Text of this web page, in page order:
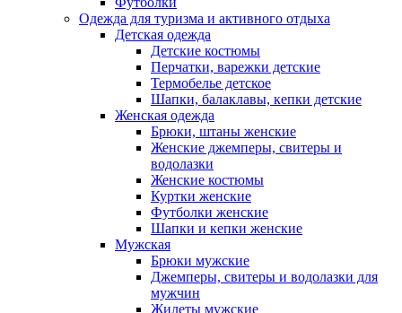
Одежда для туризма и активного отдыха
Детская одежда
Детские костюмы
Перчатки, варежки детские
Термобелье детское
Шапки, балаклавы, кепки детские
Женская одежда
Брюки, штаны женские
Женские джемперы, свитеры и
водолазки
Женские костюмы
Куртки женские
Футболки женские
Шапки и кепки женские
Мужская
Брюки мужские
Джемперы, свитеры и водолазки для
мужчин
Жилеты мужские